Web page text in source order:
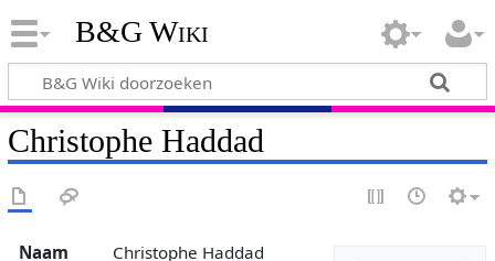
B&G Wiki
Christophe Haddad
Naam Christophe Haddad